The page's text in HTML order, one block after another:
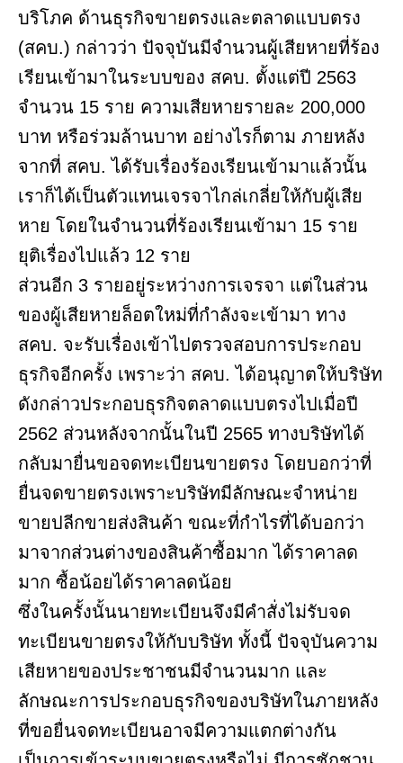
บริโภค ด้านธุรกิจขายตรงและตลาดแบบตรง
(สคบ.) กล่าวว่า ปัจจุบันมีจำนวนผู้เสียหายที่ร้อง
เรียนเข้ามาในระบบของ สคบ. ตั้งแต่ปี 2563
จำนวน 15 ราย ความเสียหายรายละ 200,000
บาท หรือร่วมล้านบาท อย่างไรก็ตาม ภายหลัง
จากที่ สคบ. ได้รับเรื่องร้องเรียนเข้ามาแล้วนั้น
เราก็ได้เป็นตัวแทนเจรจาไกล่เกลี่ยให้กับผู้เสีย
หาย โดยในจำนวนที่ร้องเรียนเข้ามา 15 ราย
ยุติเรื่องไปแล้ว 12 ราย
ส่วนอีก 3 รายอยู่ระหว่างการเจรจา แต่ในส่วน
ของผู้เสียหายล็อตใหม่ที่กำลังจะเข้ามา ทาง
สคบ. จะรับเรื่องเข้าไปตรวจสอบการประกอบ
ธุรกิจอีกครั้ง เพราะว่า สคบ. ได้อนุญาตให้บริษัท
ดังกล่าวประกอบธุรกิจตลาดแบบตรงไปเมื่อปี
2562 ส่วนหลังจากนั้นในปี 2565 ทางบริษัทได้
กลับมายื่นขอจดทะเบียนขายตรง โดยบอกว่าที่
ยื่นจดขายตรงเพราะบริษัทมีลักษณะจำหน่าย
ขายปลีกขายส่งสินค้า ขณะที่กำไรที่ได้บอกว่า
มาจากส่วนต่างของสินค้าซื้อมาก ได้ราคาลด
มาก ซื้อน้อยได้ราคาลดน้อย
ซึ่งในครั้งนั้นนายทะเบียนจึงมีคำสั่งไม่รับจด
ทะเบียนขายตรงให้กับบริษัท ทั้งนี้ ปัจจุบันความ
เสียหายของประชาชนมีจำนวนมาก และ
ลักษณะการประกอบธุรกิจของบริษัทในภายหลัง
ที่ขอยื่นจดทะเบียนอาจมีความแตกต่างกัน